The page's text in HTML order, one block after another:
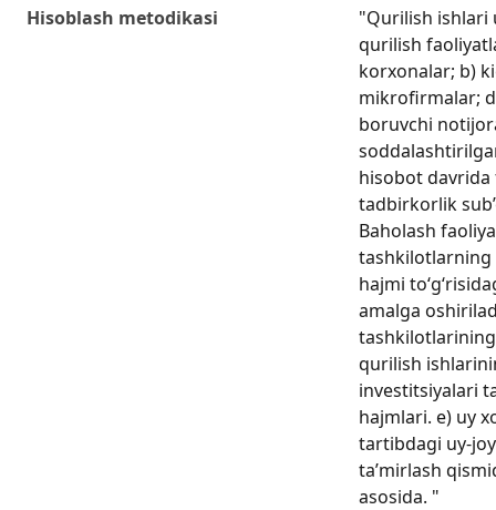
Hisoblash metodikasi
"Qurilish ishlari
qurilish
korxonalar; b)
mikrofirmalar;
boruvchi
hisobot
tadbirkorlik
Baholash
hajmi
amalga
qurilish
investitsiyalari
hajmlari. e) uy
tartibdagi uy-
ta’mirlash
asosida. "